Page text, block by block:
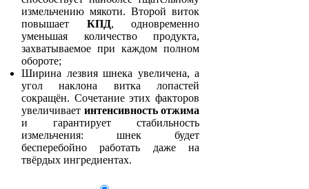
измельчению мякоти. Второй виток
повышает КПД, одновременно
уменьшая количество продукта,
захватываемое при каждом полном
обороте;
Ширина лезвия шнека увеличена, а
угол наклона витка лопастей
сокращён. Сочетание этих факторов
увеличивает интенсивность отжима
и гарантирует стабильность
измельчения: шнек будет
бесперебойно работать даже на
твёрдых ингредиентах.